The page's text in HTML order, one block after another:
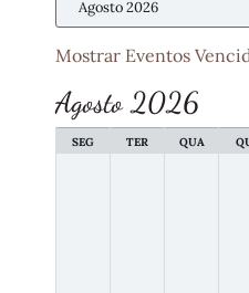
Mostrar Eventos
Agosto 2026
SEG TER QUA